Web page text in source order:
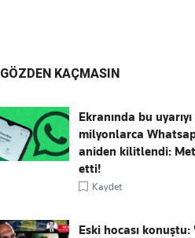
GÖZDEN KAÇMASIN
Ekranında bu
milyonlarca
aniden kilitlendi:
etti!
Kaydet
Eski hocası